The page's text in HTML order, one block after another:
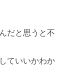
だと思うと不
ていいかわか